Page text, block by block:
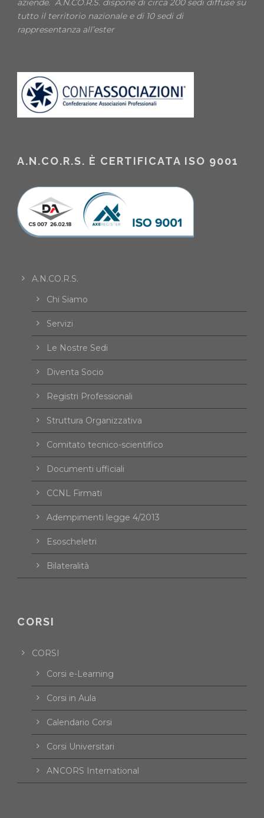
aziende. A.N.CO.R.S. dispone di circa 200 sedi diffuse su
tutto il territorio nazionale e di 10 sedi di
rappresentanza all’ester
A.N.CO.R.S. È CERTIFICATA ISO 9001
A.N.CO.R.S.
Chi Siamo
Servizi
Le Nostre Sedi
Diventa Socio
Registri Professionali
Struttura Organizzativa
Comitato tecnico-scientifico
Documenti ufficiali
CCNL Firmati
Adempimenti legge 4/2013
Esoscheletri
Bilateralità
CORSI
CORSI
Corsi e-Learning
Corsi in Aula
Calendario Corsi
Corsi Universitari
ANCORS International